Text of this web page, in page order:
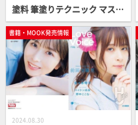
塗料 筆塗りテクニック マスタ
ーファイル SIM'S TECHNIQ
UE FILE」【How To】
書籍・MOOK発売情報
2024.08.30